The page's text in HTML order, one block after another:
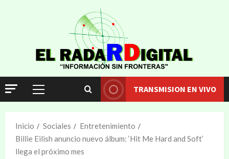
TRANSMISION EN VIVO
Inicio Sociales
Entretenimiento
Billie Eilish anuncio nuevo álbum: ‘Hit Me Hard and Soft’
llega el próximo mes